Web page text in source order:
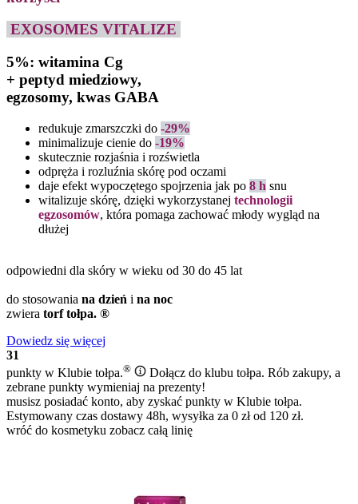
EXOSOMES VITALIZE
5%: witamina Cg
+ peptyd miedziowy,
egzosomy, kwas GABA
redukuje zmarszczki do -29%
minimalizuje cienie do -19%
skutecznie rozjaśnia i rozświetla
odpręża i rozluźnia skórę pod oczami
daje efekt wypoczętego spojrzenia jak po 8 h snu
witalizuje skórę, dzięki wykorzystanej technologii
egzosomów, która pomaga zachować młody wygląd na
dłużej
odpowiedni dla skóry w wieku od 30 do 45 lat
do stosowania na dzień i na noc
zwiera torf tołpa. ®
Dowiedz się więcej
31
punkty w Klubie tołpa.®
Dołącz do klubu tołpa. Rób zakupy, a
zebrane punkty wymieniaj na prezenty!
musisz posiadać konto, aby zyskać punkty w Klubie tołpa.
Estymowany czas dostawy 48h, wysyłka za 0 zł od 120 zł.
wróć do kosmetyku zobacz całą linię